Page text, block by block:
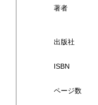
著者
出版社
ISBN
ページ数